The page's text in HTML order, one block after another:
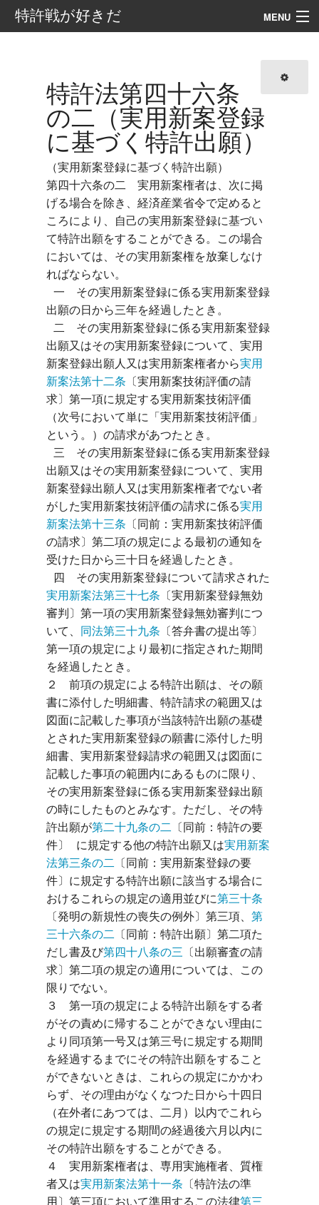
特許戦が好きだ MENU
外部リンク
検索
特許法第四十六条
の二（実用新案登録
に基づく特許出願）
（実用新案登録に基づく特許出願）
第四十六条の二　実用新案権者は、次に掲
げる場合を除き、経済産業省令で定めると
ころにより、自己の実用新案登録に基づい
て特許出願をすることができる。この場合
においては、その実用新案権を放棄しなけ
ればならない。
出願の日から三年を経過したとき。
出願又はその実用新案登録について、実用
新案登録出願人又は実用新案権者から実用
新案法第十二条 〔実用新案技術評価の請
求〕第一項に規定する実用新案技術評価
（次号において単に「実用新案技術評価」
という。）の請求があつたとき。
出願又はその実用新案登録について、実用
新案登録出願人又は実用新案権者でない者
がした実用新案技術評価の請求に係る実用
新案法第十三条 〔同前：実用新案技術評価
の請求〕第二項の規定による最初の通知を
受けた日から三十日を経過したとき。
四　その実用新案登録について請求された
実用新案法第三十七条 〔実用新案登録無効
審判〕第一項の実用新案登録無効審判につ
いて、 同法第三十九条 〔答弁書の提出等〕
第一項の規定により最初に指定された期間
を経過したとき。
２　前項の規定による特許出願は、その願
書に添付した明細書、特許請求の範囲又は
図面に記載した事項が当該特許出願の基礎
とされた実用新案登録の願書に添付した明
細書、実用新案登録請求の範囲又は図面に
記載した事項の範囲内にあるものに限り、
その実用新案登録に係る実用新案登録出願
の時にしたものとみなす。ただし、その特
許出願が第二十九条の二 〔同前：特許の要
件〕 に規定する他の特許出願又は実用新案
法第三条の二 〔同前：実用新案登録の要
件〕に規定する特許出願に該当する場合に
おけるこれらの規定の適用並びに第三十条
〔発明の新規性の喪失の例外〕第三項、 第
三十六条の二 〔同前：特許出願〕第二項た
だし書及び第四十八条の三 〔出願審査の請
求〕第二項の規定の適用については、この
限りでない。
３　第一項の規定による特許出願をする者
がその責めに帰することができない理由に
より同項第一号又は第三号に規定する期間
を経過するまでにその特許出願をすること
ができないときは、これらの規定にかかわ
らず、その理由がなくなつた日から十四日
（在外者にあつては、二月）以内でこれら
の規定に規定する期間の経過後六月以内に
その特許出願をすることができる。
４　実用新案権者は、専用実施権者、質権
者又は実用新案法第十一条 〔特許法の準
用〕第三項において準用するこの法律第三